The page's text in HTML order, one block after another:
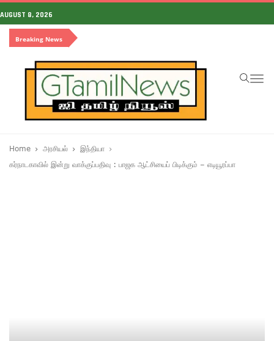
AUGUST 8, 2026
Breaking News
Home அரசியல்
இந்தியா
கர்நாடகாவில் இன்று வாக்குப்பதிவு : பாஜக ஆட்சியைப் பிடிக்கும் – எடியூரப்பா